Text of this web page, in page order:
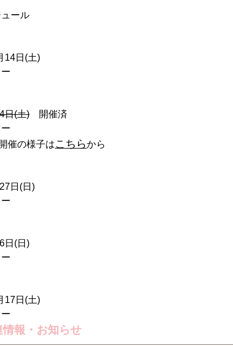
ール
日(土)
日(土) 開催済
の様子はこちらから
日(日)
(日)
日(土)
報・お知らせ